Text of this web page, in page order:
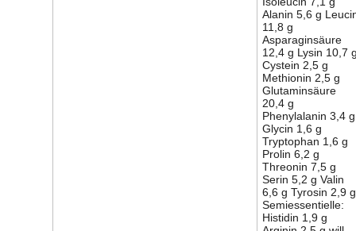
Alanin 5,6 g
11,8 g
Asparaginsäure
12,4 g Lysin 10,7
Cystein 2,5 g
Methionin 2,5 g
Glutaminsäure
20,4 g
Phenylalanin 3,4 g
Glycin 1,6 g
Tryptophan 1,6 g
Prolin 6,2 g
Threonin 7,5 g
Serin 5,2 g Valin
6,6 g Tyrosin 2,9 g
Semiessentielle:
Histidin 1,9 g